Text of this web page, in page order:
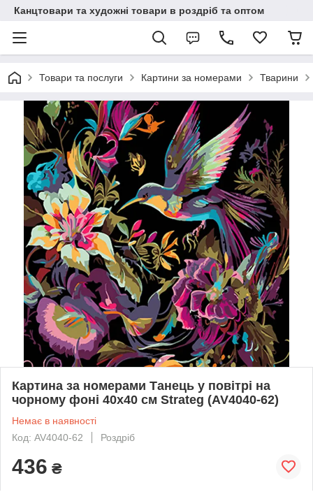
Канцтовари та художні товари в роздріб та оптом
Товари та послуги Картини за номерами Тварини
Картина за номерами Танець у повітрі на
чорному фоні 40х40 см Strateg (AV4040-62)
Немає в наявності
Код: AV4040-62
Роздріб
436 ₴